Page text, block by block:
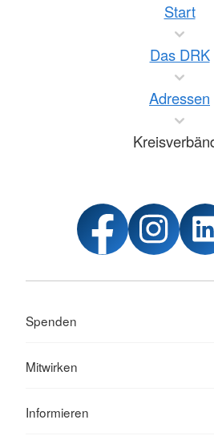
Start
Das DRK
Adressen
Spenden
Mitwirken
Informieren